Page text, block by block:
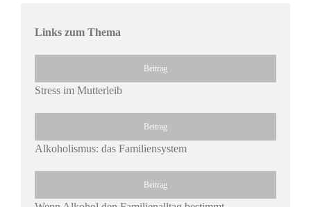
Links zum Thema
Beitrag
Stress im Mutterleib
Beitrag
Alkoholismus: das Familiensystem
Beitrag